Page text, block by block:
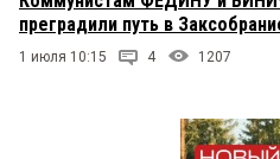
Подопытный омич
месте никто из вас
Штурвал совсем в
преградили путь в
1 июля 10:15 4 1207